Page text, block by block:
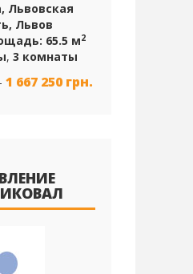
Львовская
Львов
65.5 м2
, 3 комнаты
1 667 250 грн.